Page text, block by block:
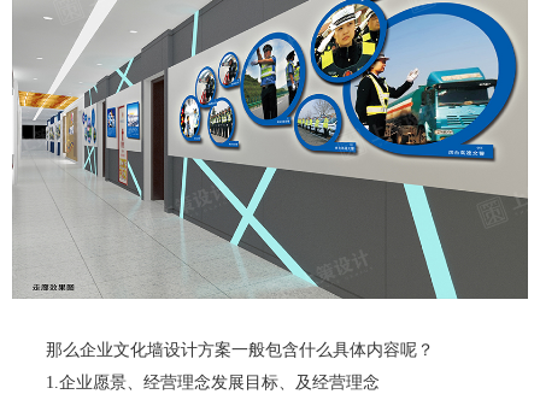
那么企业文化墙设计方案一般包含什么具体内容呢？
1.企业愿景、经营理念发展目标、及经营理念